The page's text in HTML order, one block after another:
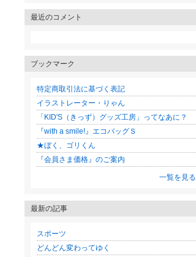
最近のコメント
ブックマーク
特定商取引法に基づく表記
イラストレーター・りゃん
「KID'S（きっず）グッズ工房」ってなあに？
『with a smile!』エコバッグＳ
★ぼく、ゴリくん
『会員さま価格』のご案内
一覧を見る
最新の記事
スポーツ
どんどん変わってゆく